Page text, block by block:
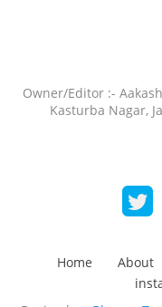
Owner/Editor :-
Kasturba Nagar,
Home About